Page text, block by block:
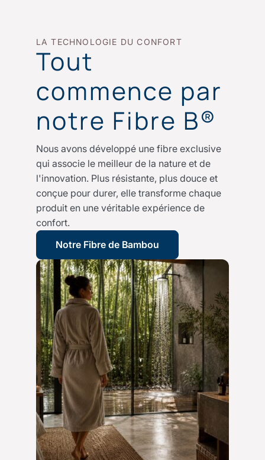
LA TECHNOLOGIE DU CONFORT
Tout
commence par
notre Fibre B®
Nous avons développé une fibre exclusive
qui associe le meilleur de la nature et de
l'innovation. Plus résistante, plus douce et
conçue pour durer, elle transforme chaque
produit en une véritable expérience de
confort.
Notre Fibre de Bambou